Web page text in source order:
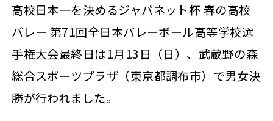
高校日本一を決めるジャパネット杯 春の高校
バレー 第71回全日本バレーボール高等学校選
手権大会最終日は1月13日（日）、武蔵野の森
総合スポーツプラザ（東京都調布市）で男女決
勝が行われました。